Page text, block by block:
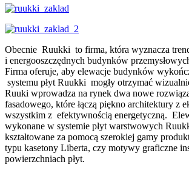
Obecnie Ruukki to firma, która wyznacza
i energooszczędnych budynków
Firma oferuje, aby elewacje budynków
systemu płyt Ruukki mogły otrzymać
Ruuki wprowadza na rynek dwa nowe
fasadowego, które łączą piękno architektury z
wszystkim z efektywnością energetyczną.
wykonane w systemie płyt warstwowych
kształtowane za pomocą szerokiej gamy
typu kasetony Liberta, czy motywy graficzne
powierzchniach płyt.